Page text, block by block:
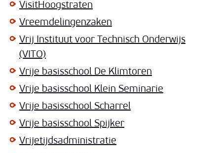
VisitHoogstraten
Vreemdelingenzaken
Vrij Instituut voor Technisch Onderwijs
(VITO)
Vrije basisschool De Klimtoren
Vrije basisschool Klein Seminarie
Vrije basisschool Scharrel
Vrije basisschool Spijker
Vrijetijdsadministratie